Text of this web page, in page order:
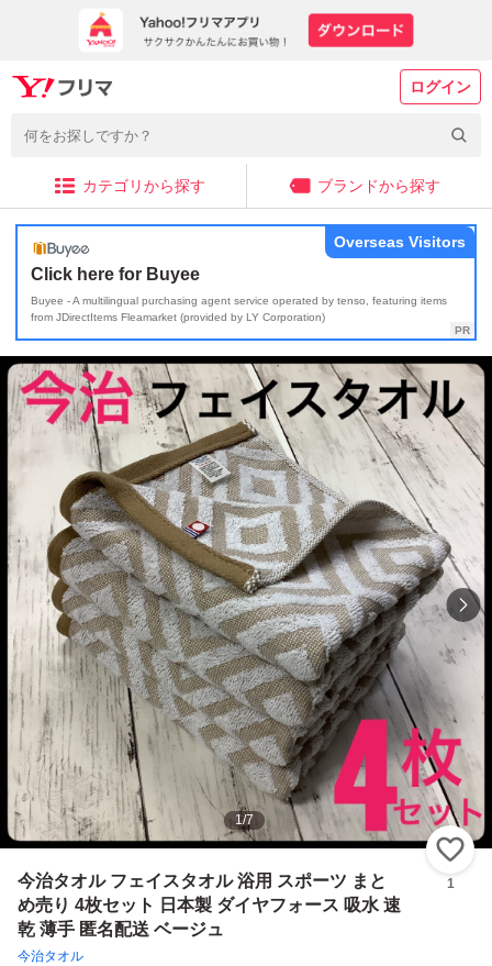
ログイン
カテゴリから探す ブランドから探す
Click here for Buyee
Buyee - A multilingual purchasing agent service operated by tenso, featuring items
from JDirectItems Fleamarket (provided by LY Corporation)
Overseas Visitors
1/7
今治タオル フェイスタオル 浴用 スポーツ まと
め売り 4枚セット 日本製 ダイヤフォース 吸水 速
乾 薄手 匿名配送 ベージュ
今治タオル
1